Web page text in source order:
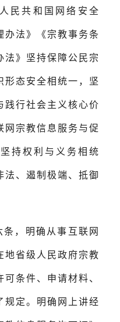
民共和国网络安全
办法》《宗教事务条
法》坚持保障公民宗
形态安全相统一，坚
践行社会主义核心价
网宗教信息服务与促
持权利与义务相统
法、遏制极端、抵御
条，明确从事互联网
地省级人民政府宗教
条件、申请材料、
规定。明确网上讲经